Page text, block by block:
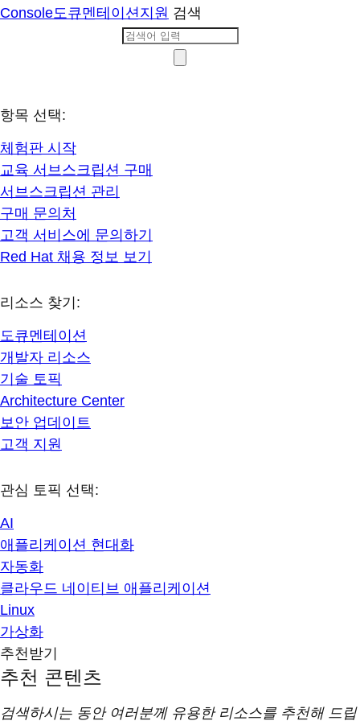
Console도큐멘테이션지원 검색
항목 선택:
체험판 시작
교육 서브스크립션 구매
서브스크립션 관리
구매 문의처
고객 서비스에 문의하기
Red Hat 채용 정보 보기
리소스 찾기:
도큐멘테이션
개발자 리소스
기술 토픽
Architecture Center
보안 업데이트
고객 지원
관심 토픽 선택:
AI
애플리케이션 현대화
자동화
클라우드 네이티브 애플리케이션
Linux
가상화
추천받기
추천 콘텐츠
검색하시는 동안 여러분께 유용한 리소스를 추천해 드립